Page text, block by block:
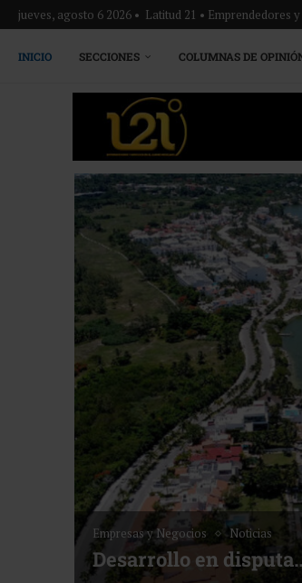
jueves, agosto 6 2026 • Latitud 21 • Emprendedores
INICIO SECCIONES COLUMNAS DE
Noticias
Bottega, un viaje